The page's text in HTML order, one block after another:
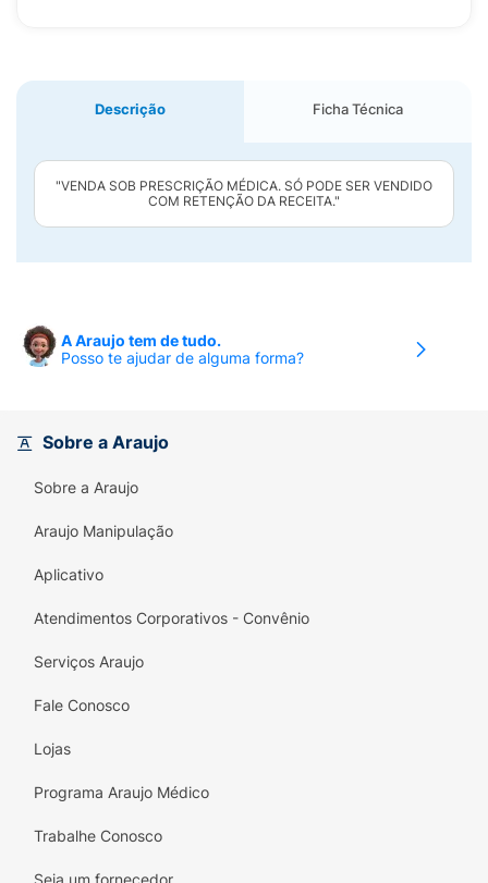
Descrição Ficha Técnica
"VENDA SOB PRESCRIÇÃO MÉDICA. SÓ PODE SER VENDIDO
COM RETENÇÃO DA RECEITA."
A Araujo tem de tudo.
Posso te ajudar de alguma forma?
Sobre a Araujo
Sobre a Araujo
Araujo Manipulação
Aplicativo
Atendimentos Corporativos - Convênio
Serviços Araujo
Fale Conosco
Lojas
Programa Araujo Médico
Trabalhe Conosco
Seja um fornecedor